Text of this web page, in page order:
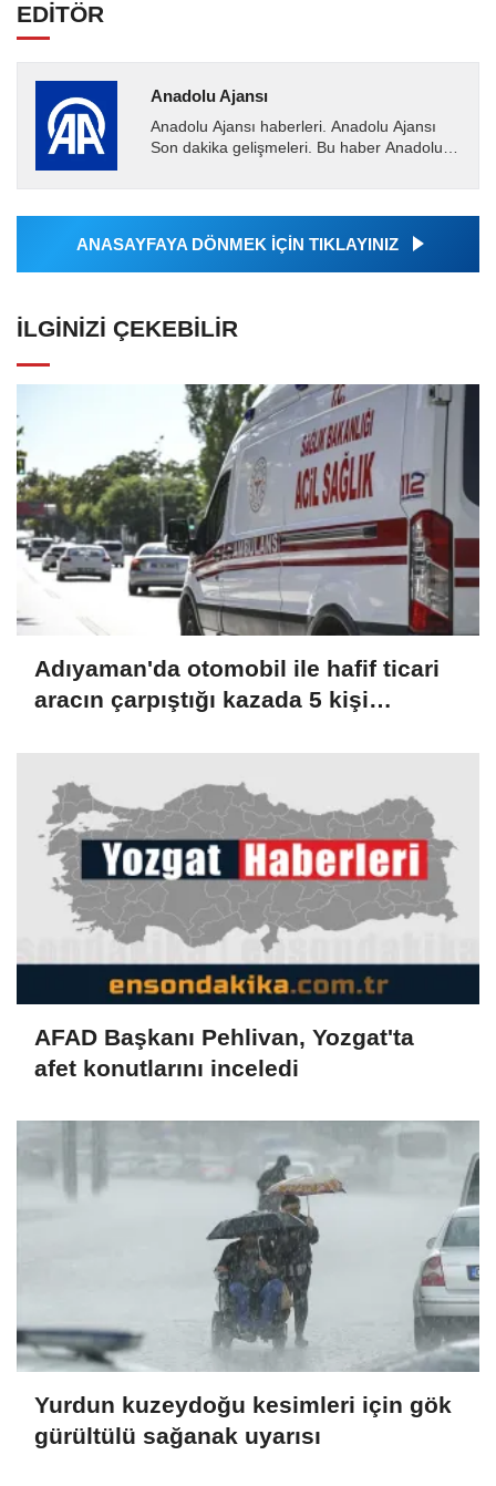
EDİTÖR
Anadolu Ajansı
Anadolu Ajansı haberleri. Anadolu Ajansı
Son dakika gelişmeleri. Bu haber Anadolu
Ajansı tarafından...
ANASAYFAYA DÖNMEK İÇİN TIKLAYINIZ
İLGINIZI ÇEKEBILIR
Adıyaman'da otomobil ile hafif ticari
aracın çarpıştığı kazada 5 kişi
AFAD Başkanı Pehlivan, Yozgat'ta
afet konutlarını inceledi
Yurdun kuzeydoğu kesimleri için gök
gürültülü sağanak uyarısı